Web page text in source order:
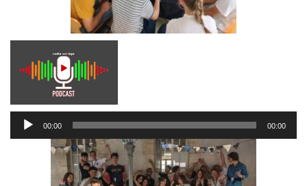
Lecteur
audio
00:00 00:00